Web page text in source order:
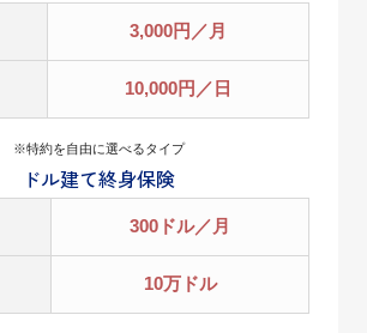
3,000円／月
10,000円／日
※特約を自由に選べるタイプ
ドル建て終身保険
300ドル／月
10万ドル